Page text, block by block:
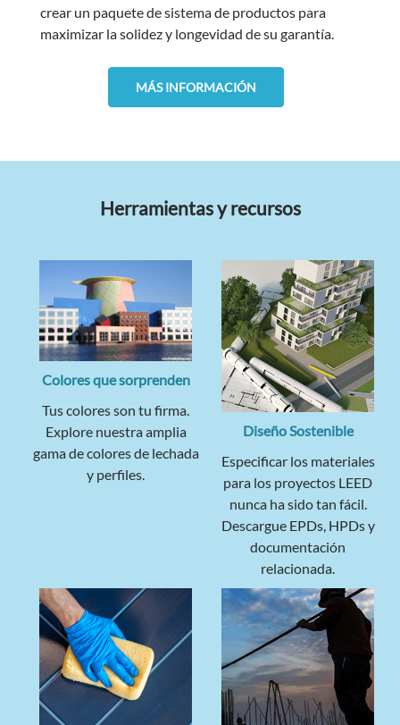
crear un paquete de sistema de productos para
maximizar la solidez y longevidad de su garantía.
MÁS INFORMACIÓN
Herramientas y recursos
Colores que sorprenden
Tus colores son tu firma.
Explore nuestra amplia
gama de colores de lechada
y perfiles.
Diseño Sostenible
Especificar los materiales
para los proyectos LEED
nunca ha sido tan fácil.
Descargue EPDs, HPDs y
documentación
relacionada.